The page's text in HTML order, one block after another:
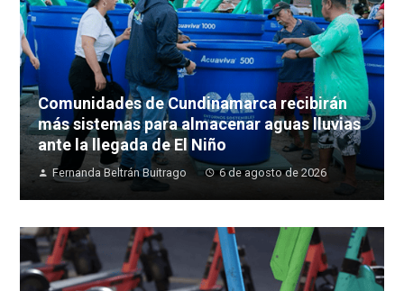
Comunidades de Cundinamarca recibirán
más sistemas para almacenar aguas lluvias
ante la llegada de El Niño
Fernanda Beltrán Buitrago 6 de agosto de 2026